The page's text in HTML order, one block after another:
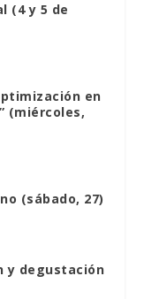
(4 y 5 de
en
(miércoles,
(sábado, 27)
y degustación